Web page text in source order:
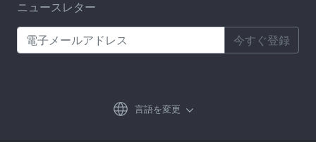
ニュースレター
今すぐ登録
言語を変更